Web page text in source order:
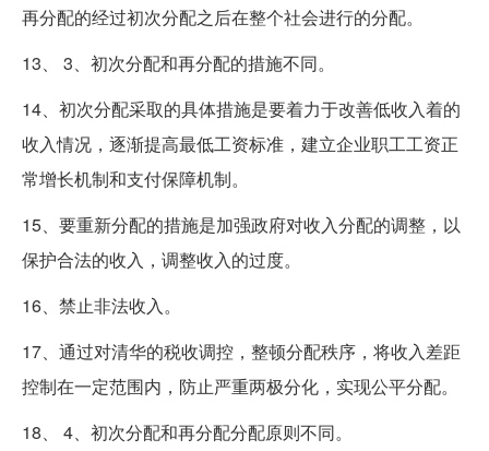
再分配的经过初次分配之后在整个社会进行的分配。
13、 3、初次分配和再分配的措施不同。
14、初次分配采取的具体措施是要着力于改善低收入着的
收入情况，逐渐提高最低工资标准，建立企业职工工资正
常增长机制和支付保障机制。
15、要重新分配的措施是加强政府对收入分配的调整，以
保护合法的收入，调整收入的过度。
16、禁止非法收入。
17、通过对清华的税收调控，整顿分配秩序，将收入差距
控制在一定范围内，防止严重两极分化，实现公平分配。
18、 4、初次分配和再分配分配原则不同。